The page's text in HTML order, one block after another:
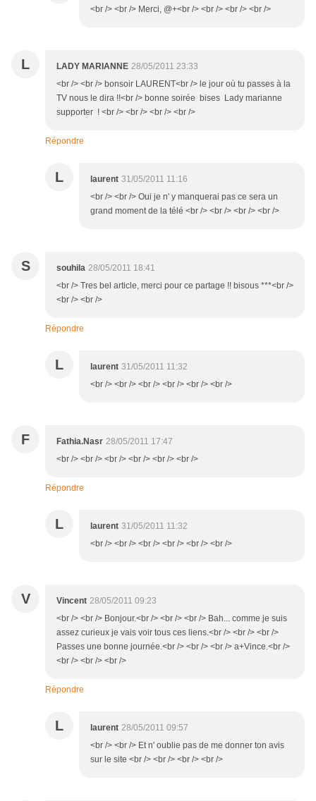
<br /> <br /> Merci, @+<br /> <br /> <br /> <br />
L LADY MARIANNE 28/05/2011 23:33
<br /> <br /> bonsoir LAURENT<br /> le jour où tu passes à la
TV nous le dira !!<br /> bonne soirée bises Lady marianne
supporter ! <br /> <br /> <br /> <br />
Répondre
L laurent 31/05/2011 11:16
<br /> <br /> Oui je n' y manquerai pas ce sera un
grand moment de la télé <br /> <br /> <br /> <br />
S souhila 28/05/2011 18:41
<br /> Tres bel article, merci pour ce partage !! bisous ***<br />
<br /> <br />
Répondre
L laurent 31/05/2011 11:32
<br /> <br /> <br /> <br /> <br /> <br />
F Fathia.Nasr 28/05/2011 17:47
<br /> <br /> <br /> <br /> <br /> <br />
Répondre
L laurent 31/05/2011 11:32
<br /> <br /> <br /> <br /> <br /> <br />
V Vincent 28/05/2011 09:23
<br /> <br /> Bonjour.<br /> <br /> <br /> Bah... comme je suis
assez curieux je vais voir tous ces liens.<br /> <br /> <br />
Passes une bonne journée.<br /> <br /> <br /> a+Vince.<br />
<br /> <br /> <br />
Répondre
L laurent 28/05/2011 09:57
<br /> <br /> Et n' oublie pas de me donner ton avis
sur le site <br /> <br /> <br /> <br />